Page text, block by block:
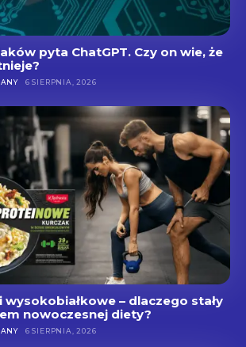
pyta ChatGPT. Czy on wie, że
6 SIERPNIA, 2026
wysokobiałkowe – dlaczego stały
nowoczesnej diety?
6 SIERPNIA, 2026